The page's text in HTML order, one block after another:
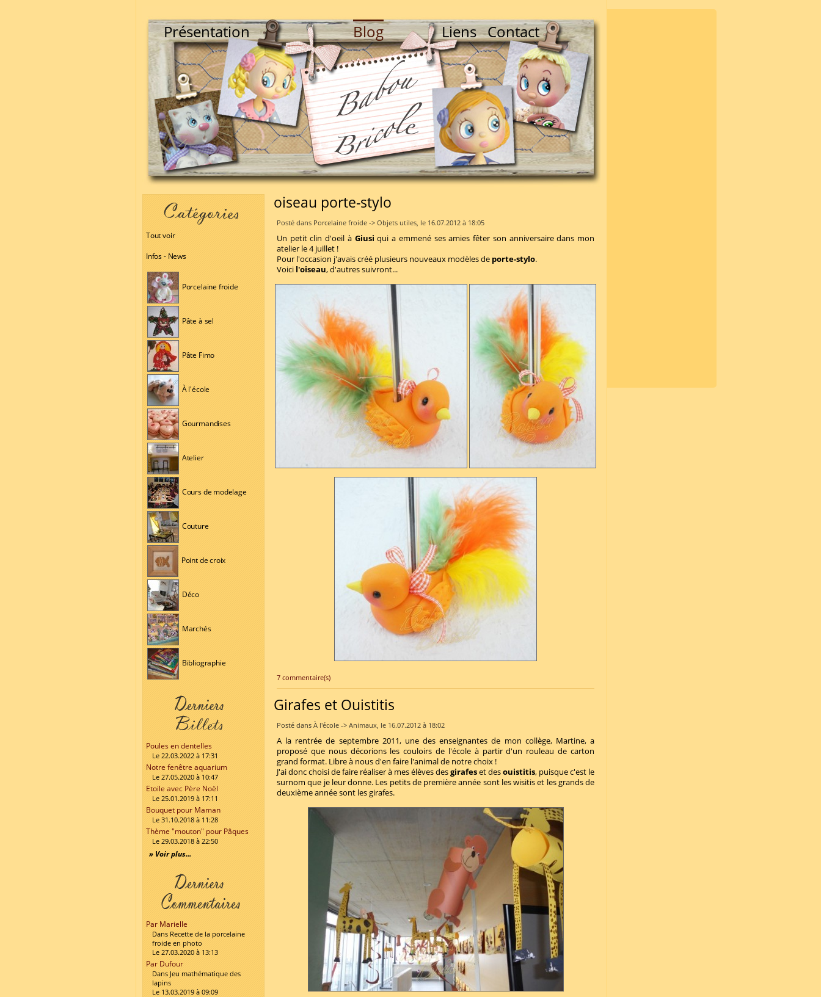
Présentation Blog Liens Contact
Tout voir
Infos - News
Porcelaine froide
Pâte à sel
Pâte Fimo
À l'école
Gourmandises
Atelier
Cours de modelage
Couture
Point de croix
Déco
Marchés
Bibliographie
Poules en dentelles
Le 22.03.2022 à 17:31
Notre fenêtre aquarium
Le 27.05.2020 à 10:47
Etoile avec Père Noël
Le 25.01.2019 à 17:11
Bouquet pour Maman
Le 31.10.2018 à 11:28
Thème "mouton" pour Pâques
Le 29.03.2018 à 22:50
» Voir plus...
Par Marielle
Dans Recette de la porcelaine
froide en photo
Le 27.03.2020 à 13:13
Par Dufour
Dans Jeu mathématique des
lapins
Le 13.03.2019 à 09:09
oiseau porte-stylo
Posté dans Porcelaine froide -> Objets utiles, le 16.07.2012 à 18:05
Un petit clin d'oeil à Giusi qui a emmené ses amies fêter son anniversaire dans mon
atelier le 4 juillet !
Pour l'occasion j'avais créé plusieurs nouveaux modèles de porte-stylo.
Voici l'oiseau, d'autres suivront...
7 commentaire(s)
Girafes et Ouistitis
Posté dans À l'école -> Animaux, le 16.07.2012 à 18:02
A la rentrée de septembre 2011, une des enseignantes de mon collège, Martine, a
proposé que nous décorions les couloirs de l'école à partir d'un rouleau de carton
grand format. Libre à nous d'en faire l'animal de notre choix !
J'ai donc choisi de faire réaliser à mes élèves desgirafeset desouistitis, puisque c'est le
surnom que je leur donne. Les petits de première année sont les wisitis et les grands de
deuxième année sont les girafes.